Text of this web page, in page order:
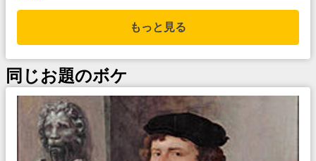
もっと見る
同じお題のボケ